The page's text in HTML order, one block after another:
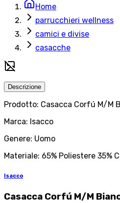
Home
parrucchieri wellness
camici e divise
casacche
Descrizione
Prodotto: Casacca Corfú M/M
Marca: Isacco
Genere: Uomo
Materiale: 65% Poliestere 35%
Isacco
Casacca Corfú M/M